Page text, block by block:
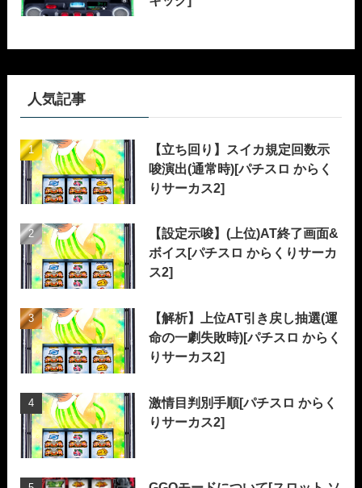
人気記事
【立ち回り】スイカ規定回数示
唆演出(通常時)[パチスロ からく
りサーカス2]
【設定示唆】(上位)AT終了画面&
ボイス[パチスロ からくりサーカ
ス2]
【解析】上位AT引き戻し抽選(運
命の一劇失敗時)[パチスロ からく
りサーカス2]
激情目判別手順[パチスロ からく
りサーカス2]